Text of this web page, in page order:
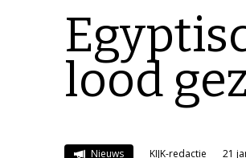
lood
Nieuws KIJK-redactie 21